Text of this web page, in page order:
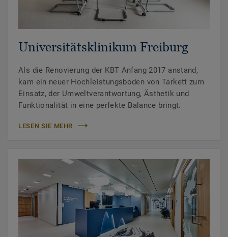
Universitätsklinikum Freiburg
Als die Renovierung der KBT Anfang 2017 anstand,
kam ein neuer Hochleistungsboden von Tarkett zum
Einsatz, der Umweltverantwortung, Ästhetik und
Funktionalität in eine perfekte Balance bringt.
LESEN SIE MEHR